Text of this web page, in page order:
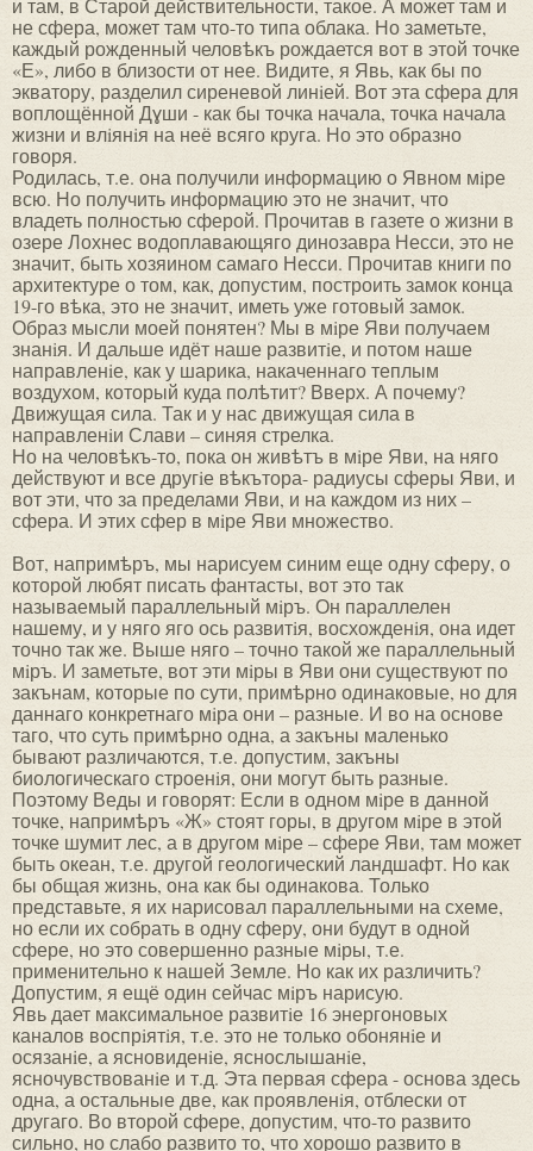
и там, в Старой действительности, такое. А может там и
не сфера, может там что-то типа облака. Но заметьте,
каждый рожденный человѣкъ рождается вот в этой точке
«Е», либо в близости от нее. Видите, я Явь, как бы по
экватору, разделил сиреневой линiей. Вот эта сфера для
воплощённой Дɣши - как бы точка начала, точка начала
жизни и влiянiя на неё всяго круга. Но это образно
говоря.
Родилась, т.е. она получили информацию о Явном мiре
всю. Но получить информацию это не значит, что
владеть полностью сферой. Прочитав в газете о жизни в
озере Лохнес водоплавающяго динозавра Несси, это не
значит, быть хозяином самаго Несси. Прочитав книги по
архитектуре о том, как, допустим, построить замок конца
19-го вѣка, это не значит, иметь уже готовый замок.
Образ мысли моей понятен? Мы в мiре Яви получаем
знанiя. И дальше идёт наше развитiе, и потом наше
направленiе, как у шарика, накаченнаго теплым
воздухом, который куда полѣтит? Вверх. А почему?
Движущая сила. Так и у нас движущая сила в
направленiи Слави – синяя стрелка.
Но на человѣкъ-то, пока он живѣтъ в мiре Яви, на няго
действуют и все другiе вѣкътора- радиусы сферы Яви, и
вот эти, что за пределами Яви, и на каждом из них –
сфера. И этих сфер в мiре Яви множество.
Вот, напримѣръ, мы нарисуем синим еще одну сферу, о
которой любят писать фантасты, вот это так
называемый параллельный мiръ. Он параллелен
нашему, и у няго яго ось развитiя, восхожденiя, она идет
точно так же. Выше няго – точно такой же параллельный
мiръ. И заметьте, вот эти мiры в Яви они существуют по
закънам, которые по сути, примѣрно одинаковые, но для
даннаго конкретнаго мiра они – разные. И во на основе
таго, что суть примѣрно одна, а закъны маленько
бывают различаются, т.е. допустим, закъны
биологическаго строенiя, они могут быть разные.
Поэтому Веды и говорят: Если в одном мiре в данной
точке, напримѣръ «Ж» стоят горы, в другом мiре в этой
точке шумит лес, а в другом мiре – сфере Яви, там может
быть океан, т.е. другой геологический ландшафт. Но как
бы общая жизнь, она как бы одинакова. Только
представьте, я их нарисовал параллельными на схеме,
но если их собрать в одну сферу, они будут в одной
сфере, но это совершенно разные мiры, т.е.
применительно к нашей Земле. Но как их различить?
Допустим, я ещё один сейчас мiръ нарисую.
Явь дает максимальное развитiе 16 энергоновых
каналов воспрiятiя, т.е. это не только обонянiе и
осязанiе, а ясновиденiе, яснослышанiе,
ясночувствованiе и т.д. Эта первая сфера - основа здесь
одна, а остальные две, как проявленiя, отблески от
другаго. Во второй сфере, допустим, что-то развито
сильно, но слабо развито то, что хорошо развито в